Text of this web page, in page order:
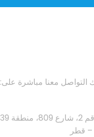
التواصل معنا مباشرة على:
– قطر